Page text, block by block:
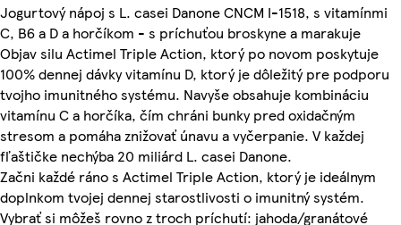
Jogurtový nápoj s L. casei Danone CNCM I-1518, s vitamínmi
C, B6 a D a horčíkom - s príchuťou broskyne a marakuje
Objav silu Actimel Triple Action, ktorý po novom poskytuje
100% dennej dávky vitamínu D, ktorý je dôležitý pre podporu
tvojho imunitného systému. Navyše obsahuje kombináciu
vitamínu C a horčíka, čím chráni bunky pred oxidačným
stresom a pomáha znižovať únavu a vyčerpanie. V každej
fľaštičke nechýba 20 miliárd L. casei Danone.
Začni každé ráno s Actimel Triple Action, ktorý je ideálnym
doplnkom tvojej dennej starostlivosti o imunitný systém.
Vybrať si môžeš rovno z troch príchutí: jahoda/granátové